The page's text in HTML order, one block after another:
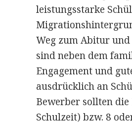
leistungsstarke
Weg zum Abitur
sind neben dem
Engagement und
ausdrücklich an
Bewerber sollten
Schulzeit) bzw. 8